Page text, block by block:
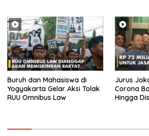
Buruh dan Mahasiswa di
Yogyakarta Gelar Aksi Tolak
RUU Omnibus Law
Jurus
Corona
Hingga